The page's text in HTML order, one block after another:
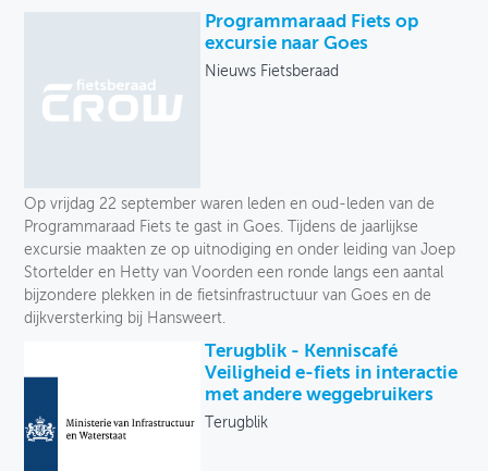
Programmaraad Fiets op
excursie naar Goes
Nieuws Fietsberaad
Op vrijdag 22 september waren leden en oud-leden van de
Programmaraad Fiets te gast in Goes. Tijdens de jaarlijkse
excursie maakten ze op uitnodiging en onder leiding van Joep
Stortelder en Hetty van Voorden een ronde langs een aantal
bijzondere plekken in de fietsinfrastructuur van Goes en de
dijkversterking bij Hansweert.
Terugblik - Kenniscafé
Veiligheid e-fiets in interactie
met andere weggebruikers
Terugblik